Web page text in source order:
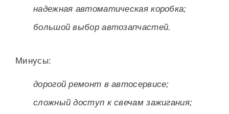
надежная автоматическая коробка;
большой выбор автозапчастей.
Минусы:
дорогой ремонт в автосервисе;
сложный доступ к свечам зажигания;